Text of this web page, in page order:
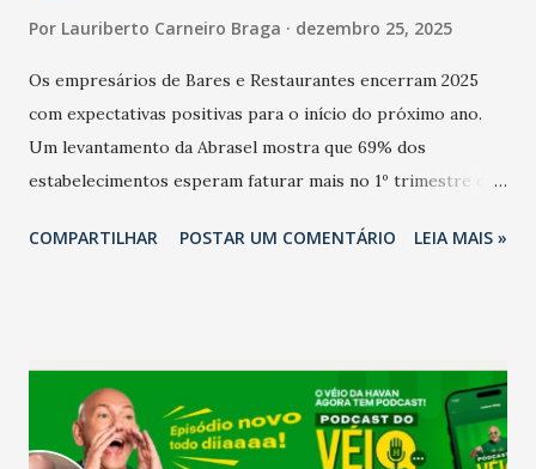
Por Lauriberto Carneiro Braga dezembro 25, 2025
Os empresários de Bares e Restaurantes encerram 2025
com expectativas positivas para o início do próximo ano.
Um levantamento da Abrasel mostra que 69% dos
estabelecimentos esperam faturar mais no 1º trimestre de
relação ao último trimestre deste ano, 56% também
confraternizações de fim de ano e pelo pagamento do 13º
Salário para um número maior de trabalhadores, já que o
país tem a menor taxa de desemprego dos anos recentes.
COMPARTILHAR POSTAR UM COMENTÁRIO LEIA MAIS »